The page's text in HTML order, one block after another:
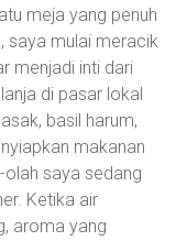
meja yang penuh
saya mulai meracik
menjadi inti dari
di pasar lokal
basil harum,
makanan
olah saya sedang
Ketika air
aroma yang